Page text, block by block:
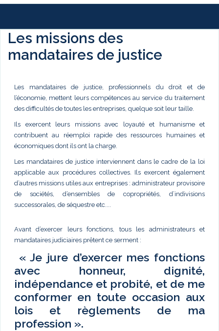
Les missions des
mandataires de justice
Les mandataires de justice, professionnels du droit et de
l’économie, mettent leurs compétences au service du traitement
des difficultés de toutes les entreprises, quelque soit leur taille.
Ils exercent leurs missions avec loyauté et humanisme et
contribuent au réemploi rapide des ressources humaines et
économiques dont ils ont la charge.
Les mandataires de justice interviennent dans le cadre de la loi
applicable aux procédures collectives. Ils exercent également
d’autres missions utiles aux entreprises : administrateur provisoire
de sociétés, d’ensembles de copropriétés, d’indivisions
successorales, de séquestre etc....
Avant d’exercer leurs fonctions, tous les administrateurs et
mandataires judiciaires prêtent ce serment :
« Je jure d’exercer mes fonctions
avec honneur, dignité,
indépendance et probité, et de me
conformer en toute occasion aux
lois et règlements de ma
profession ».